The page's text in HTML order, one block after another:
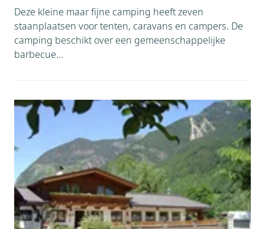
Deze kleine maar fijne camping heeft zeven
staanplaatsen voor tenten, caravans en campers. De
camping beschikt over een gemeenschappelijke
barbecue...